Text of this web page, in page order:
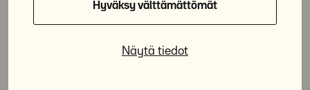
Hyväksy välttämättömät
Näytä tiedot
suositteluun. IP-osoite- ja evästetiedot voivat